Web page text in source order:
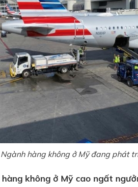
Ngành hàng không ở Mỹ đang phát
không ở Mỹ cao ngất